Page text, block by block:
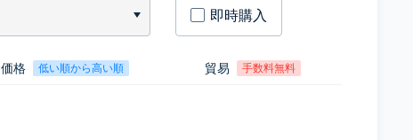
即時購入
価格 低い順から高い順 貿易 手数料無料